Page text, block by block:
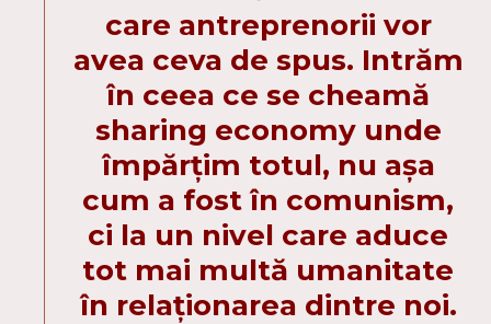
care antreprenorii vor
avea ceva de spus. Intrăm
în ceea ce se cheamă
sharing economy unde
împărţim totul, nu aşa
cum a fost în comunism,
ci la un nivel care aduce
tot mai multă umanitate
în relaţionarea dintre noi.